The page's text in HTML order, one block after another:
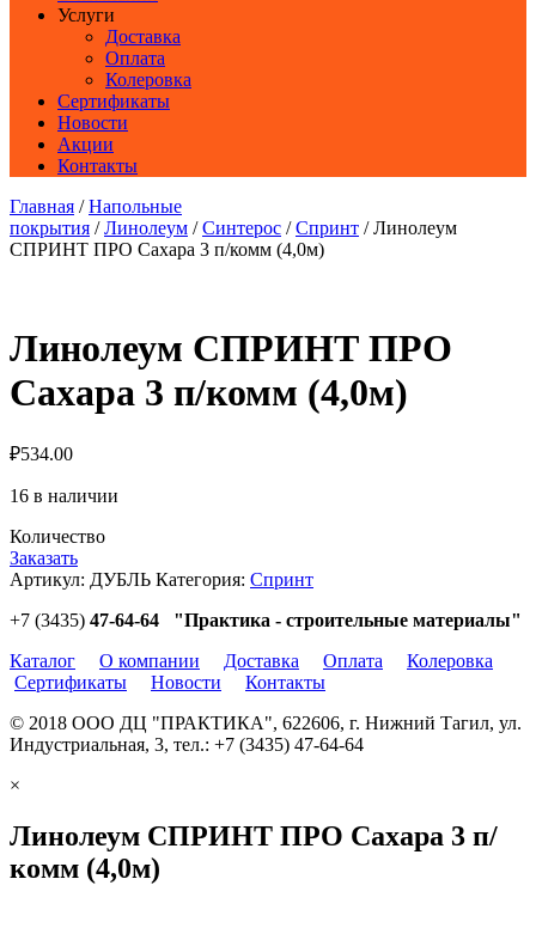
Услуги
Доставка
Оплата
Колеровка
Сертификаты
Новости
Акции
Контакты
Главная /Напольные
покрытия /Линолеум /Синтерос /Спринт / Линолеум
СПРИНТ ПРО Сахара 3 п/комм (4,0м)
Линолеум СПРИНТ ПРО
Сахара 3 п/комм (4,0м)
₽534.00
16 в наличии
Количество
Заказать
Артикул: ДУБЛЬ Категория: Спринт
+7 (3435) 47-64-64 "Практика - строительные материалы"
Каталог
О компании Доставка Оплата
Колеровка
Сертификаты
Новости
Контакты
© 2018 ООО ДЦ "ПРАКТИКА", 622606, г. Нижний Тагил, ул.
Индустриальная, 3, тел.: +7 (3435) 47-64-64
×
Линолеум СПРИНТ ПРО Сахара 3 п/
комм (4,0м)